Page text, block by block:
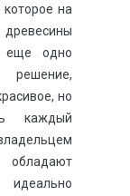
на
еще одно
но
каждый